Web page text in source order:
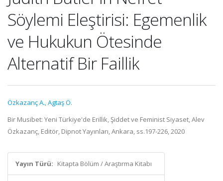
Söylemi Eleştirisi: Egemenlik
ve Hukukun Ötesinde
Alternatif Bir Faillik
Özkazanç A.,Agtaş Ö.
Bir Musibet: Yeni Türkiye'de Erillik, Şiddet ve Feminist Siyaset, Alev
Özkazanç, Editör, Dipnot Yayınları, Ankara, ss.197-226, 2020
Yayın Türü: Kitapta Bölüm / Araştırma Kitabı